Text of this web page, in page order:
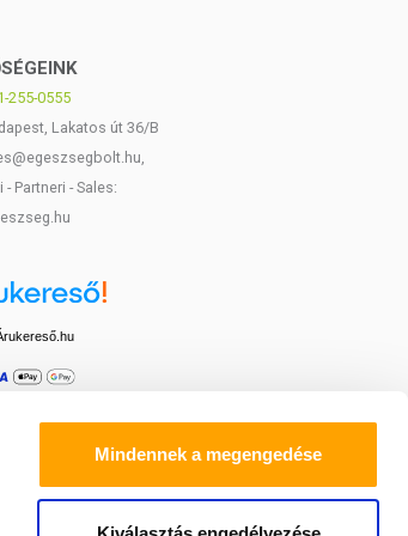
Mindennek a megengedése
255-0555
Lakatos út 36/B
Partneri - Sales: